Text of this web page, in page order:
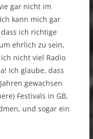
gar nicht im
kann mich gar
ich richtige
ehrlich zu sein,
nicht viel Radio
Ich glaube, dass
gewachsen
Festivals in GB,
und sogar ein